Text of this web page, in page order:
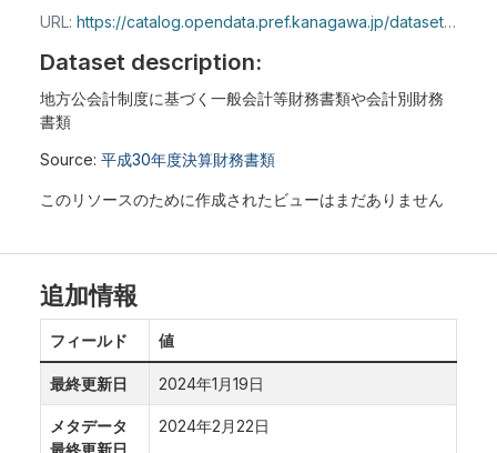
URL: https://catalog.opendata.pref.kanagawa.jp/dataset/7839297c-1152-431c-a778-67d92cb7d492/resource/850398f9-d597-4e9b-a8fb-d6e467a646cd/download/h30_08onsikinen.xlsx
Dataset description:
地方公会計制度に基づく一般会計等財務書類や会計別財務
書類
Source: 平成30年度決算財務書類
このリソースのために作成されたビューはまだありません
追加情報
フィールド 値
最終更新日 2024年1月19日
メタデータ
最終更新日
2024年2月22日